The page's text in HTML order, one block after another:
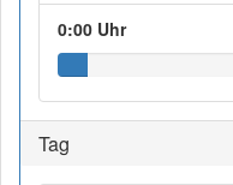
0:00 Uhr
Tag